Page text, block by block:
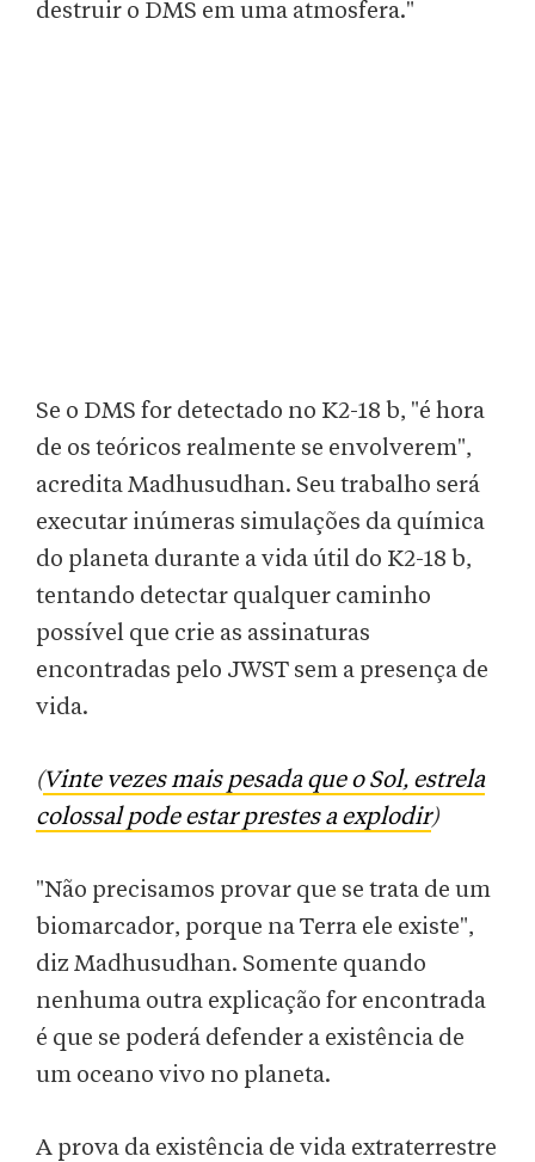
destruir o DMS em uma atmosfera."
Se o DMS for detectado no K2-18 b, "é hora
de os teóricos realmente se envolverem",
acredita Madhusudhan. Seu trabalho será
executar inúmeras simulações da química
do planeta durante a vida útil do K2-18 b,
tentando detectar qualquer caminho
possível que crie as assinaturas
encontradas pelo JWST sem a presença de
vida.
(Vinte vezes mais pesada que o Sol, estrela
colossal pode estar prestes a explodir)
"Não precisamos provar que se trata de um
biomarcador, porque na Terra ele existe",
diz Madhusudhan. Somente quando
nenhuma outra explicação for encontrada
é que se poderá defender a existência de
um oceano vivo no planeta.
A prova da existência de vida extraterrestre